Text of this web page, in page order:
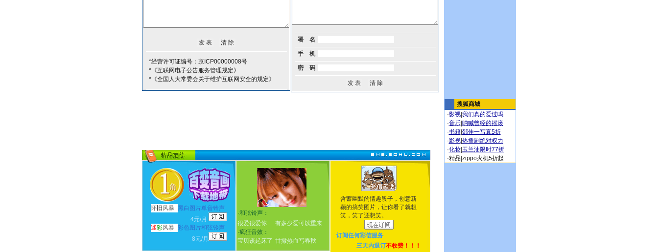
*经营许可证编号：京ICP00000008号
*《互联网电子公告服务管理规定》
*《全国人大常委会关于维护互联网安全的规定》
署 名
手 机
密 码
怀 旧 风暴
黑白图片单音铃声
4元/月
迷彩风暴 彩色图片和弦铃声
8元/月
·和弦铃声：
很爱很爱你
有多少爱可以重来
·疯狂音效：
宝贝该起床了 甘撒热血写春秋
含蓄幽默的情趣段子，创意新
颖的搞笑图片，让你看了就想
笑，笑了还想笑。
订阅任何彩信服务
三天内退订不收费！！！
搜狐商城
·影视| 我们真的爱过吗
·音乐| 呐喊曾经的摇滚
·书籍| 邵佳一写真5折
·影视| 热播剧绝对权力
·化妆| 玉兰油限时77折
·精品| zippo火机5折起